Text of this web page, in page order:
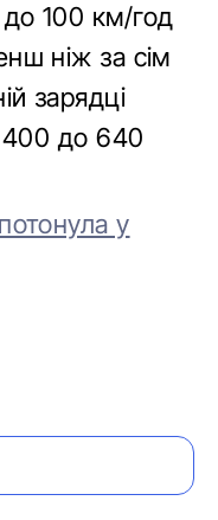
100 км/год
ніж за сім
зарядці
400 до 640
у